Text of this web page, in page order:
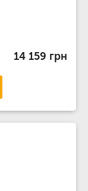
14 159 грн